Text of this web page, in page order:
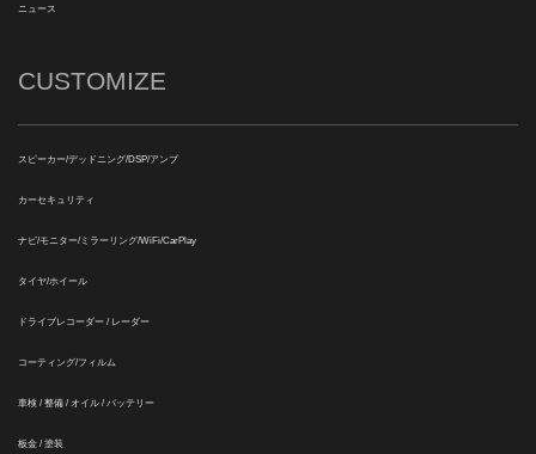
ニュース
CUSTOMIZE
スピーカー/デッドニング/DSP/アンプ
カーセキュリティ
ナビ/モニター/ミラーリング/WiFi/CarPlay
タイヤ/ホイール
ドライブレコーダー / レーダー
コーティング/フィルム
車検 / 整備 / オイル / バッテリー
板金 / 塗装